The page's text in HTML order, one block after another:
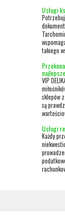
Usługi
takiego
VIP
sklepów
są
Usługi
Każdy